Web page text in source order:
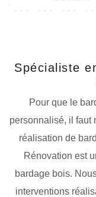
Spécialiste
Pour que le
personnalisé, il faut
réalisation de
Rénovation est
bardage bois.
interventions